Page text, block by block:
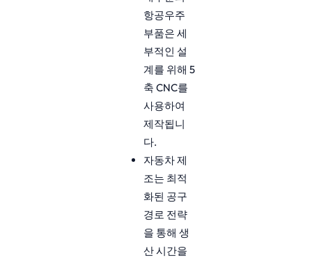
항공우주
부품은 세
부적인 설
계를 위해 5
축 CNC를
사용하여
제작됩니
다.
자동차 제
조는 최적
화된 공구
경로 전략
을 통해 생
산 시간을